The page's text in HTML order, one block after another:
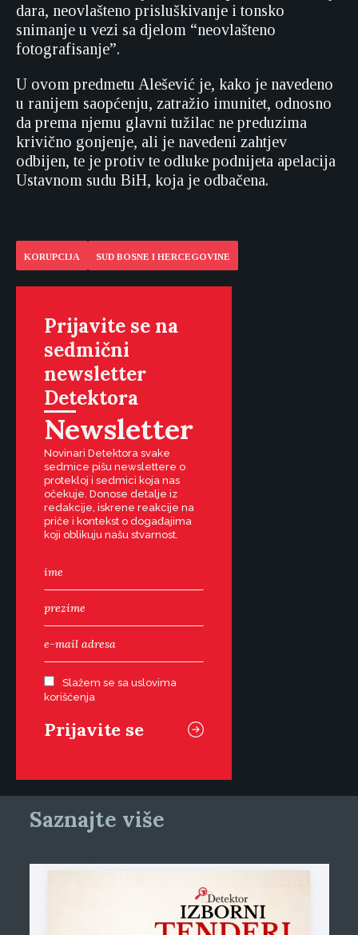
dara, neovlašteno prisluškivanje i tonsko
snimanje u vezi sa djelom “neovlašteno
fotografisanje”.
U ovom predmetu Alešević je, kako je navedeno
u ranijem saopćenju, zatražio imunitet, odnosno
da prema njemu glavni tužilac ne preduzima
krivično gonjenje, ali je navedeni zahtjev
odbijen, te je protiv te odluke podnijeta apelacija
Ustavnom sudu BiH, koja je odbačena.
KORUPCIJA SUD BOSNE I HERCEGOVINE
Prijavite se na
sedmični
newsletter
Detektora
Newsletter
Novinari Detektora svake
sedmice pišu newslettere o
protekloj i sedmici koja nas
očekuje. Donose detalje iz
redakcije, iskrene reakcije na
priče i kontekst o događajima
koji oblikuju našu stvarnost.
Slažem se sa uslovima
korišćenja
Saznajte više